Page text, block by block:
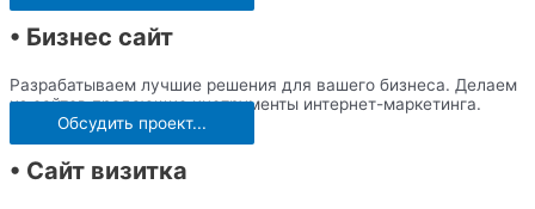
• Бизнес сайт
Разрабатываем лучшие решения для вашего бизнеса. Делаем
из сайтов продающие инструменты интернет-маркетинга.
Обсудить проект...
• Сайт визитка